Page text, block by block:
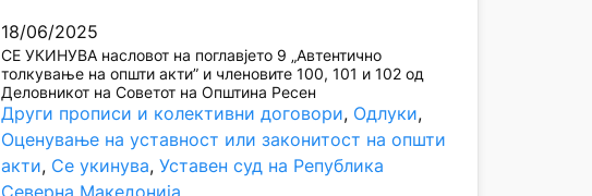
18/06/2025
СЕ УКИНУВА насловот на поглавјето 9 „Автентично
толкување на општи акти” и членовите 100, 101 и 102 од
Деловникот на Советот на Општина Ресен
Други прописи и колективни договори, Одлуки ,
Оценување на уставност или законитост на општи
акти, Се укинува, Уставен суд на Република